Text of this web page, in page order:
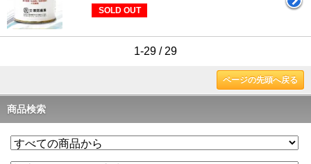
SOLD OUT
1-29 / 29
ページの先頭へ戻る
商品検索